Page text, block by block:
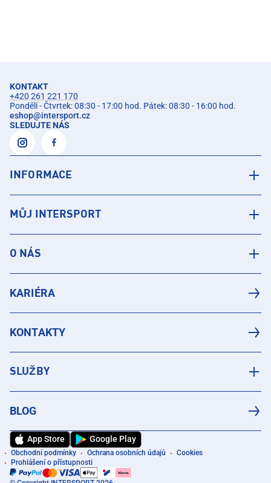
KONTAKT
+420 261 221 170
Pondělí - Čtvrtek: 08:30 - 17:00 hod. Pátek: 08:30 - 16:00 hod.
eshop@intersport.cz
SLEDUJTE NÁS
INFORMACE
MŮJ INTERSPORT
O NÁS
KARIÉRA
KONTAKTY
SLUŽBY
BLOG
App Store Google Play
Obchodní podmínky Ochrana osobních údajů
Cookies
Prohlášení o přístupnosti